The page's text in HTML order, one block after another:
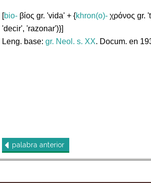
[bio- βίος gr. 'vida' + {khron(o)- χρόνος gr.
'decir', 'razonar')}]
Leng. base: gr. Neol. s. XX. Docum. en
palabra anterior